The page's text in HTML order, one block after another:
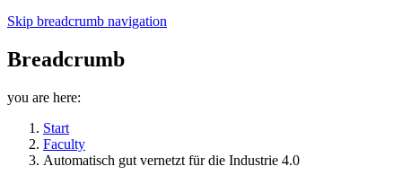
Skip breadcrumb navigation
Breadcrumb
you are here:
Start
Faculty
Automatisch gut vernetzt für die Industrie 4.0